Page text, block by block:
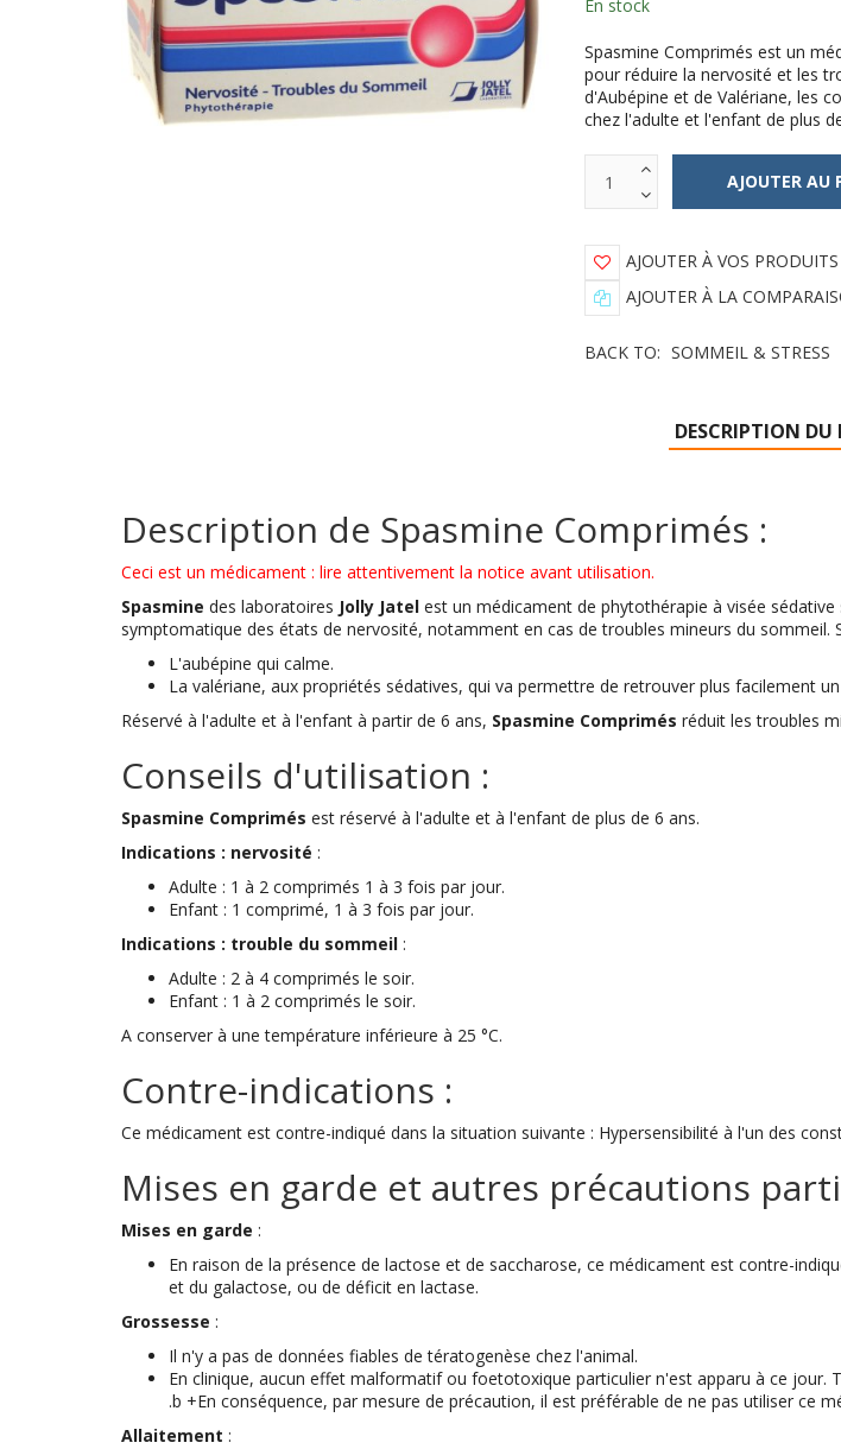
En stock
Spasmine Comprimés est un
pour réduire la nervosité et les
d'Aubépine et de Valériane, les
chez l'adulte et l'enfant de plus
AJOUTER À VOS
AJOUTER À LA
BACK TO: SOMMEIL & STRESS
DESCRIPTION DU
Description de Spasmine Comprimés :
Ceci est un médicament : lire attentivement la notice avant utilisation.
Spasmine des laboratoires Jolly Jatel est un médicament de phytothérapie à visée
symptomatique des états de nervosité, notamment en cas de troubles mineurs du
L'aubépine qui calme.
La valériane, aux propriétés sédatives, qui va permettre de retrouver plus facilement
Réservé à l'adulte et à l'enfant à partir de 6 ans, Spasmine Comprimés réduit les troubles
Conseils d'utilisation :
Spasmine Comprimés est réservé à l'adulte et à l'enfant de plus de 6 ans.
Indications : nervosité :
Adulte : 1 à 2 comprimés 1 à 3 fois par jour.
Enfant : 1 comprimé, 1 à 3 fois par jour.
Indications : trouble du sommeil :
Adulte : 2 à 4 comprimés le soir.
Enfant : 1 à 2 comprimés le soir.
A conserver à une température inférieure à 25 °C.
Contre-indications :
Ce médicament est contre-indiqué dans la situation suivante : Hypersensibilité à l'un des
Mises en garde et autres précautions
Mises en garde :
En raison de la présence de lactose et de saccharose, ce médicament est contre-
et du galactose, ou de déficit en lactase.
Grossesse :
Il n'y a pas de données fiables de tératogenèse chez l'animal.
En clinique, aucun effet malformatif ou foetotoxique particulier n'est apparu à ce
.b +En conséquence, par mesure de précaution, il est préférable de ne pas utiliser ce
Allaitement :